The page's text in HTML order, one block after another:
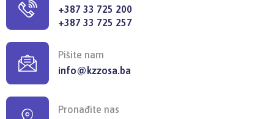
+387 33 725 200
+387 33 725 257
Pišite nam
info@kzzosa.ba
Pronađite nas